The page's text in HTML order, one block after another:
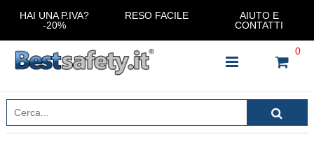
HAI UNA P.IVA?
-20%
RESO FACILE
AIUTO E
CONTATTI
0